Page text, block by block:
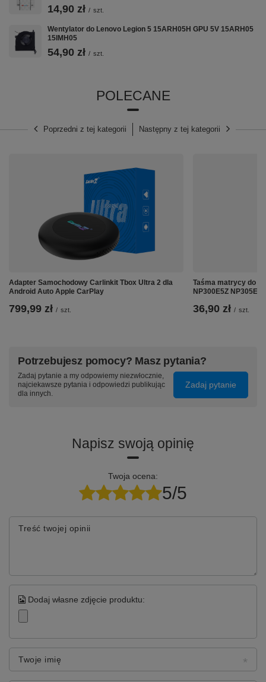
➡️ Specyfikacja techniczna:
Kompatybilność z czujnikiem zbliżeniowym i
światła:Tak
Gęstość pikseli:395
⭐ Technologia:IPS
Tak
14,90 zł / szt.
Wentylator do Lenovo Legion 5 15ARH05H GPU 5V 15ARH05
15IMH05
54,90 zł / szt.
POLECANE
Poprzedni z tej kategorii Następny z tej kategorii
Adapter Samochodowy Carlinkit Tbox Ultra 2 dla
Android Auto Apple CarPlay
799,99 zł / szt.
Taśma matrycy do
NP300E5Z NP305E5
36,90 zł / szt.
Potrzebujesz pomocy? Masz pytania?
Zadaj pytanie a my odpowiemy niezwłocznie,
najciekawsze pytania i odpowiedzi publikując
dla innych.
Zadaj pytanie
Napisz swoją opinię
Twoja ocena:
5/5
Treść twojej opinii
Dodaj własne zdjęcie produktu:
Twoje imię